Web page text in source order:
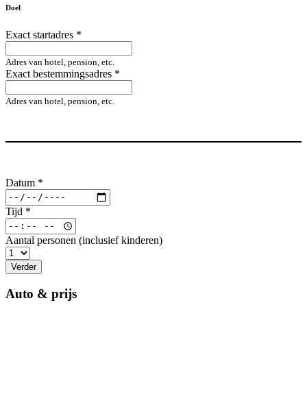
Doel
Exact startadres *
Adres van hotel, pension, etc.
Exact bestemmingsadres *
Adres van hotel, pension, etc.
Datum *
Tijd *
Aantal personen (inclusief kinderen)
Verder
Auto & prijs